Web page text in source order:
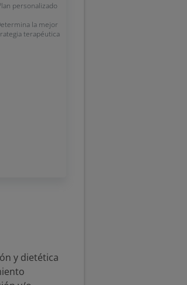
personalizado
la mejor
terapéutica
y dietética